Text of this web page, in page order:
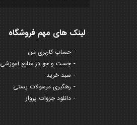
لینک های مهم فروشگاه
حساب کاربری من
جست و جو در منابع آموزشی
سبد خرید
رهگیری مرسولات پستی
دانلود جزوات پرواز